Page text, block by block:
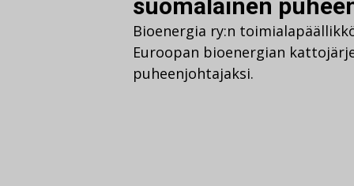
suomalainen
Bioenergia ry:n
Euroopan bioenergian
puheenjohtajaksi.